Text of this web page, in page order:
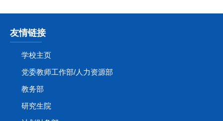
友情链接
学校主页
党委教师工作部/人力资源部
教务部
研究生院